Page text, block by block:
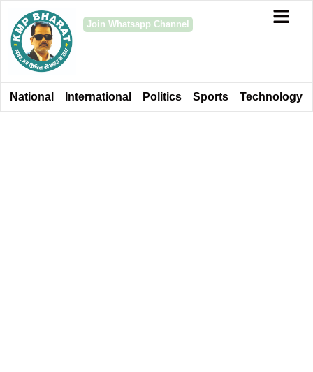
Join Whatsapp Channel
National International Politics Sports Technology